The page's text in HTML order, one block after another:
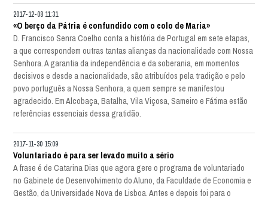
2017-12-08 11:31
«O berço da Pátria é confundido com o colo de Maria»
D. Francisco Senra Coelho conta a história de Portugal em sete etapas,
a que correspondem outras tantas alianças da nacionalidade com Nossa
Senhora. A garantia da independência e da soberania, em momentos
decisivos e desde a nacionalidade, são atribuídos pela tradição e pelo
povo português a Nossa Senhora, a quem sempre se manifestou
agradecido. Em Alcobaça, Batalha, Vila Viçosa, Sameiro e Fátima estão
referências essenciais dessa gratidão.
2017-11-30 15:09
Voluntariado é para ser levado muito a sério
A frase é de Catarina Dias que agora gere o programa de voluntariado
no Gabinete de Desenvolvimento do Aluno, da Faculdade de Economia e
Gestão, da Universidade Nova de Lisboa. Antes e depois foi para o